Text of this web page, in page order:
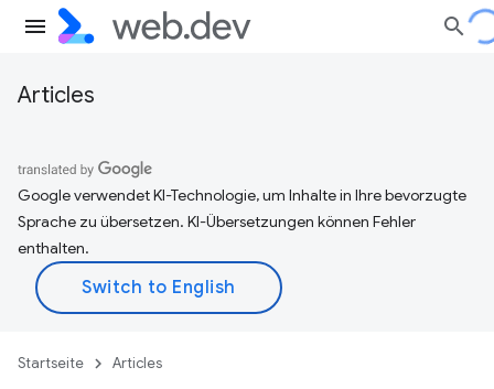
Articles
Google verwendet KI-Technologie, um Inhalte in Ihre bevorzugte
Sprache zu übersetzen. KI-Übersetzungen können Fehler
enthalten.
Startseite Articles